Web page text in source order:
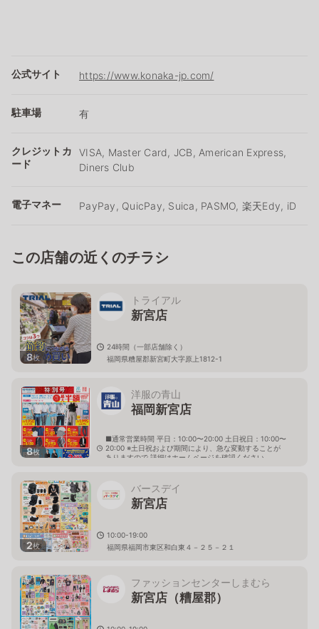
公式サイト https://www.konaka-jp.com/
駐車場 有
クレジットカ
ード
VISA, Master Card, JCB, American Express,
Diners Club
電子マネー PayPay, QuicPay, Suica, PASMO, 楽天Edy, iD
この店舗の近くのチラシ
8枚
トライアル
新宮店
24時間（一部店舗除く）
福岡県糟屋郡新宮町大字原上1812-1
8枚
洋服の青山
福岡新宮店
■通常営業時間 平日：10:00〜20:00 土日祝日：10:00〜
20:00 ※土日祝および期間により、急な変動することが
ありますので 詳細はホームページを確認ください
2枚
バースデイ
新宮店
10:00-19:00
福岡県福岡市東区和白東４－２５－２１
ファッションセンターしまむら
新宮店（糟屋郡）